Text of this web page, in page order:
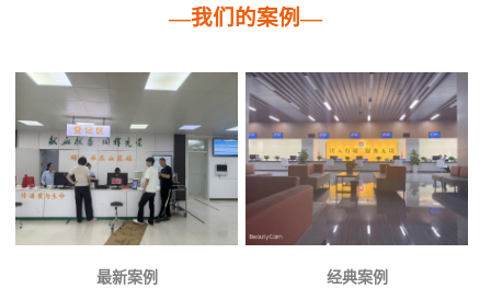
—我们的案例—
最新案例 经典案例